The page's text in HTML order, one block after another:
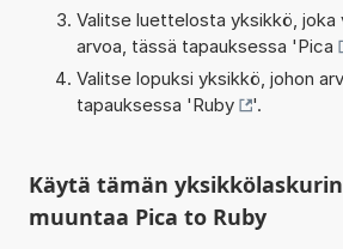
Valitse luettelosta yksikkö, joka
arvoa, tässä tapauksessa 'Pica
Valitse lopuksi yksikkö, johon
tapauksessa 'Ruby '.
Käytä tämän
muuntaa Pica to Ruby